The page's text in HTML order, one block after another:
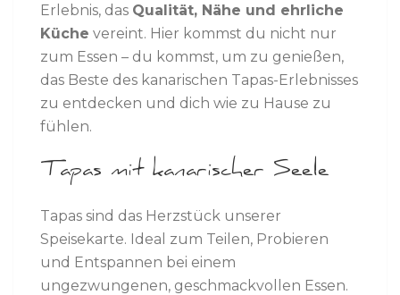
Erlebnis, das Qualität, Nähe und ehrliche
Küche vereint. Hier kommst du nicht nur
zum Essen – du kommst, um zu genießen,
das Beste des kanarischen Tapas-Erlebnisses
zu entdecken und dich wie zu Hause zu
fühlen.
Tapas mit kanarischer Seele
Tapas sind das Herzstück unserer
Speisekarte. Ideal zum Teilen, Probieren
und Entspannen bei einem
ungezwungenen, geschmackvollen Essen.